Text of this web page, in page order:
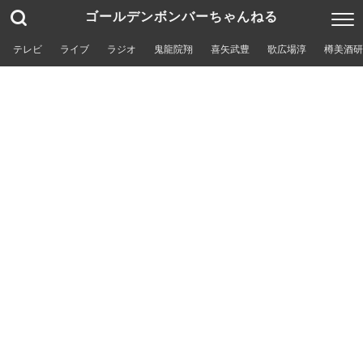
ゴールデンボンバーちゃんねる
テレビ ライブ ラジオ 鬼龍院翔 喜矢武豊 歌広場淳 樽美酒